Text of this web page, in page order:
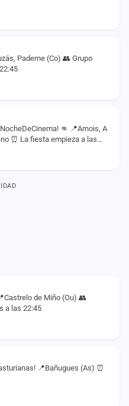
Paderne (Co) 👥 Grupo
👊 📍Arnois, A
⏰ La fiesta empieza a las
de Miño (Ou) 👥
a las 22:45
📍Bañugues (As) ⏰